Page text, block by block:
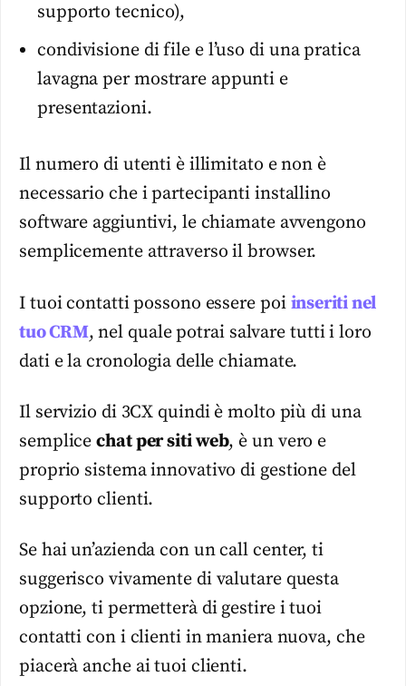
supporto tecnico),
condivisione di file e l’uso di una pratica
lavagna per mostrare appunti e
presentazioni.
Il numero di utenti è illimitato e non è
necessario che i partecipanti installino
software aggiuntivi, le chiamate avvengono
semplicemente attraverso il browser.
I tuoi contatti possono essere poi inseriti nel
tuo CRM, nel quale potrai salvare tutti i loro
dati e la cronologia delle chiamate.
Il servizio di 3CX quindi è molto più di una
semplicechat per siti web, è un vero e
proprio sistema innovativo di gestione del
supporto clienti.
Se hai un’azienda con un call center, ti
suggerisco vivamente di valutare questa
opzione, ti permetterà di gestire i tuoi
contatti con i clienti in maniera nuova, che
piacerà anche ai tuoi clienti.